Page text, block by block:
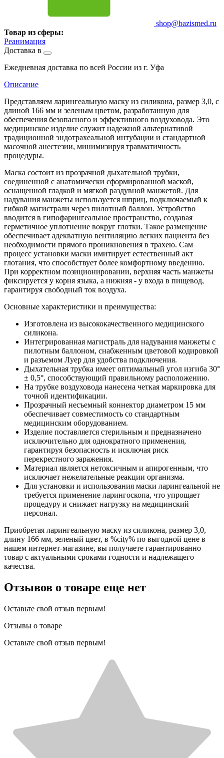
shop@bazismed.ru
Товар из сферы:
Реанимация
Доставка в
Ежедневная доставка по всей России из г. Уфа
Описание
Представляем ларингеальную маску из силикона, размер 3,0, с
длиной 166 мм и зеленым цветом, разработанную для
обеспечения безопасного и эффективного воздуховода. Это
медицинское изделие служит надежной альтернативой
традиционной эндотрахеальной интубации и стандартной
масочной анестезии, минимизируя травматичность
процедуры.
Маска состоит из прозрачной дыхательной трубки,
соединенной с анатомически сформированной маской,
оснащенной гладкой и мягкой раздувной манжетой. Для
надувания манжеты используется шприц, подключаемый к
гибкой магистрали через пилотный баллон. Устройство
вводится в гипофарингеальное пространство, создавая
герметичное уплотнение вокруг глотки. Такое размещение
обеспечивает адекватную вентиляцию легких пациента без
необходимости прямого проникновения в трахею. Сам
процесс установки маски имитирует естественный акт
глотания, что способствует более комфортному введению.
При корректном позиционировании, верхняя часть манжеты
фиксируется у корня языка, а нижняя - у входа в пищевод,
гарантируя свободный ток воздуха.
Основные характеристики и преимущества:
Изготовлена из высококачественного медицинского
силикона.
Интегрированная магистраль для надувания манжеты с
пилотным баллоном, снабженным цветовой кодировкой
и разъемом Луер для удобства подключения.
Дыхательная трубка имеет оптимальный угол изгиба 30°
± 0,5°, способствующий правильному расположению.
На трубке воздуховода нанесена четкая маркировка для
точной идентификации.
Прозрачный несъемный коннектор диаметром 15 мм
обеспечивает совместимость со стандартным
медицинским оборудованием.
Изделие поставляется стерильным и предназначено
исключительно для однократного применения,
гарантируя безопасность и исключая риск
перекрестного заражения.
Материал является нетоксичным и апирогенным, что
исключает нежелательные реакции организма.
Для установки и использования маски ларингеальной не
требуется применение ларингоскопа, что упрощает
процедуру и снижает нагрузку на медицинский
персонал.
Приобретая ларингеальную маску из силикона, размер 3,0,
длину 166 мм, зеленый цвет, в %city% по выгодной цене в
нашем интернет-магазине, вы получаете гарантированно
товар с актуальными сроками годности и надлежащего
качества.
Отзывов о товаре еще нет
Оставьте свой отзыв первым!
Отзывы о товаре
Оставьте свой отзыв первым!